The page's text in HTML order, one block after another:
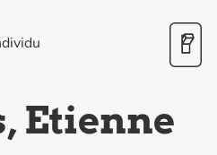
Etienne